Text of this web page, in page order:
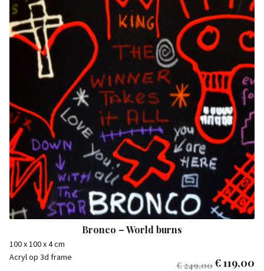
Bronco – World burns
100 x 100 x 4 cm
Acryl op 3d frame
€249,00€119,00